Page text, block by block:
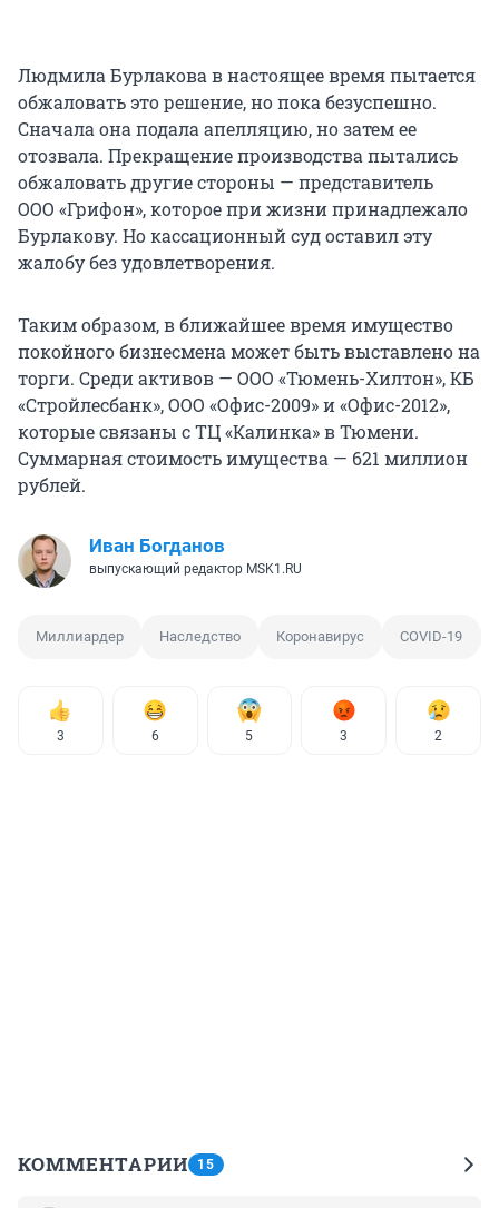
Людмила Бурлакова в настоящее время пытается
обжаловать это решение, но пока безуспешно.
Сначала она подала апелляцию, но затем ее
отозвала. Прекращение производства пытались
обжаловать другие стороны — представитель
ООО «Грифон», которое при жизни принадлежало
Бурлакову. Но кассационный суд оставил эту
жалобу без удовлетворения.
Таким образом, в ближайшее время имущество
покойного бизнесмена может быть выставлено на
торги. Среди активов — ООО «Тюмень-Хилтон», КБ
«Стройлесбанк», ООО «Офис-2009» и «Офис-2012»,
которые связаны с ТЦ «Калинка» в Тюмени.
Суммарная стоимость имущества — 621 миллион
рублей.
Иван Богданов
выпускающий редактор MSK1.RU
Миллиардер Наследство Коронавирус COVID-19
3 6 5 3 2
КОММЕНТАРИИ 15